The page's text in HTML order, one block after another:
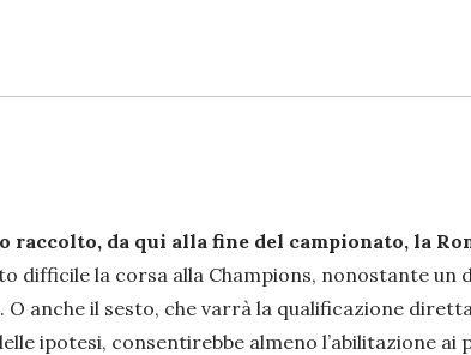
da qui alla fine del campionato, la
difficile la corsa alla Champions, nonostante un
anche il sesto, che varrà la qualificazione
ipotesi, consentirebbe almeno l’abilitazione ai